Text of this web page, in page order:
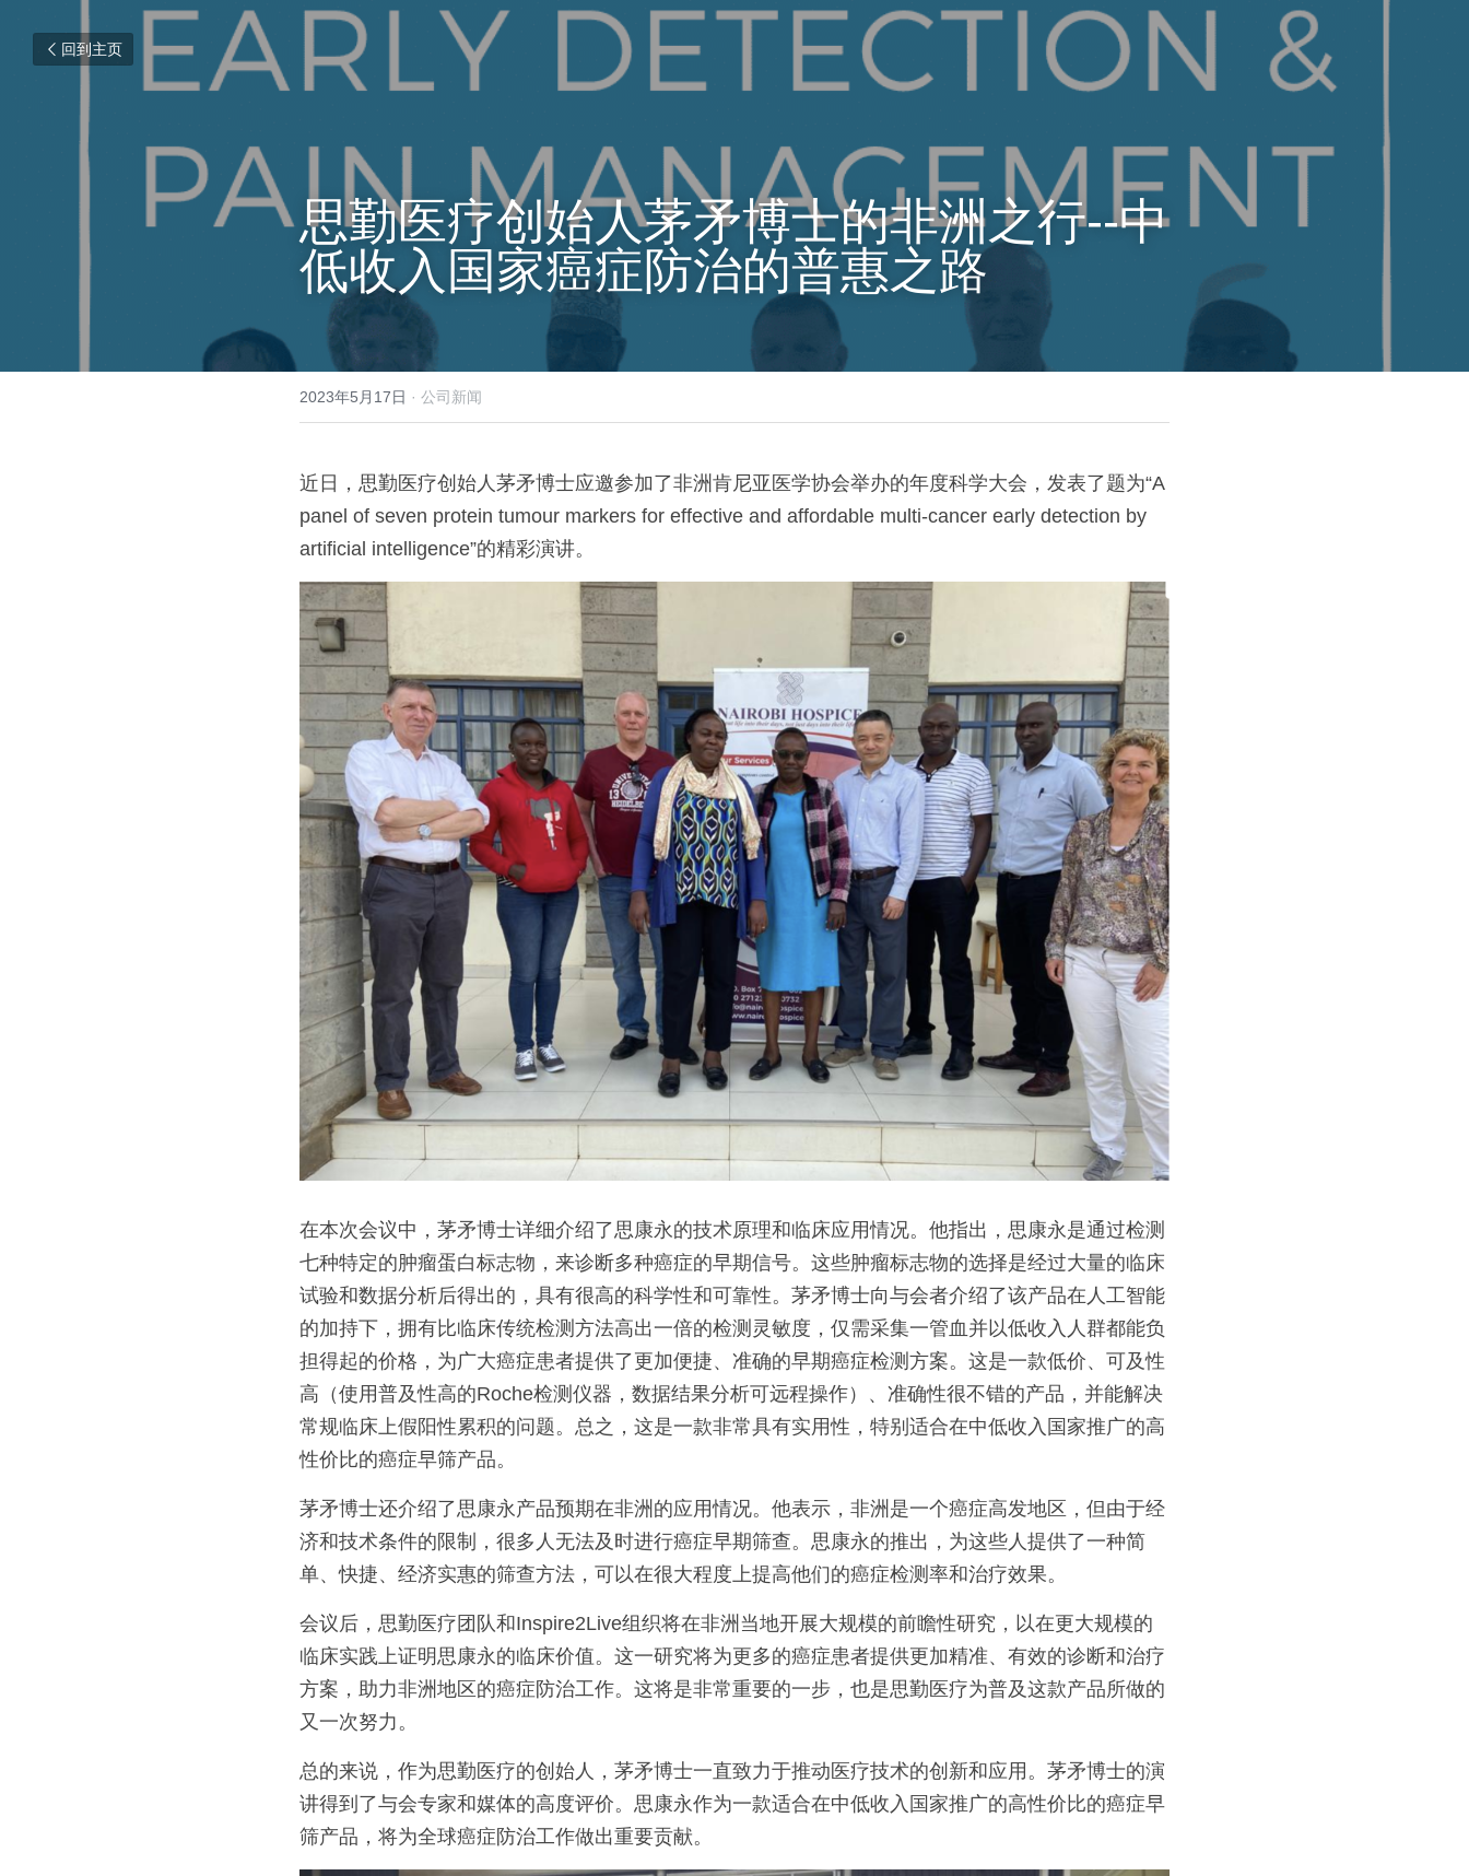
回到主页
思勤医疗创始人茅矛博士的非洲之行--中
低收入国家癌症防治的普惠之路
2023年5月17日 · 公司新闻
近日，思勤医疗创始人茅矛博士应邀参加了非洲肯尼亚医学协会举办的年度科学大会，发表了题为“A
panel of seven protein tumour markers for effective and affordable multi-cancer early detection by
artificial intelligence”的精彩演讲。
在本次会议中，茅矛博士详细介绍了思康永的技术原理和临床应用情况。他指出，思康永是通过检测
七种特定的肿瘤蛋白标志物，来诊断多种癌症的早期信号。这些肿瘤标志物的选择是经过大量的临床
试验和数据分析后得出的，具有很高的科学性和可靠性。茅矛博士向与会者介绍了该产品在人工智能
的加持下，拥有比临床传统检测方法高出一倍的检测灵敏度，仅需采集一管血并以低收入人群都能负
担得起的价格，为广大癌症患者提供了更加便捷、准确的早期癌症检测方案。这是一款低价、可及性
高（使用普及性高的Roche检测仪器，数据结果分析可远程操作）、准确性很不错的产品，并能解决
常规临床上假阳性累积的问题。总之，这是一款非常具有实用性，特别适合在中低收入国家推广的高
性价比的癌症早筛产品。
茅矛博士还介绍了思康永产品预期在非洲的应用情况。他表示，非洲是一个癌症高发地区，但由于经
济和技术条件的限制，很多人无法及时进行癌症早期筛查。思康永的推出，为这些人提供了一种简
单、快捷、经济实惠的筛查方法，可以在很大程度上提高他们的癌症检测率和治疗效果。
会议后，思勤医疗团队和Inspire2Live组织将在非洲当地开展大规模的前瞻性研究，以在更大规模的
临床实践上证明思康永的临床价值。这一研究将为更多的癌症患者提供更加精准、有效的诊断和治疗
方案，助力非洲地区的癌症防治工作。这将是非常重要的一步，也是思勤医疗为普及这款产品所做的
又一次努力。
总的来说，作为思勤医疗的创始人，茅矛博士一直致力于推动医疗技术的创新和应用。茅矛博士的演
讲得到了与会专家和媒体的高度评价。思康永作为一款适合在中低收入国家推广的高性价比的癌症早
筛产品，将为全球癌症防治工作做出重要贡献。